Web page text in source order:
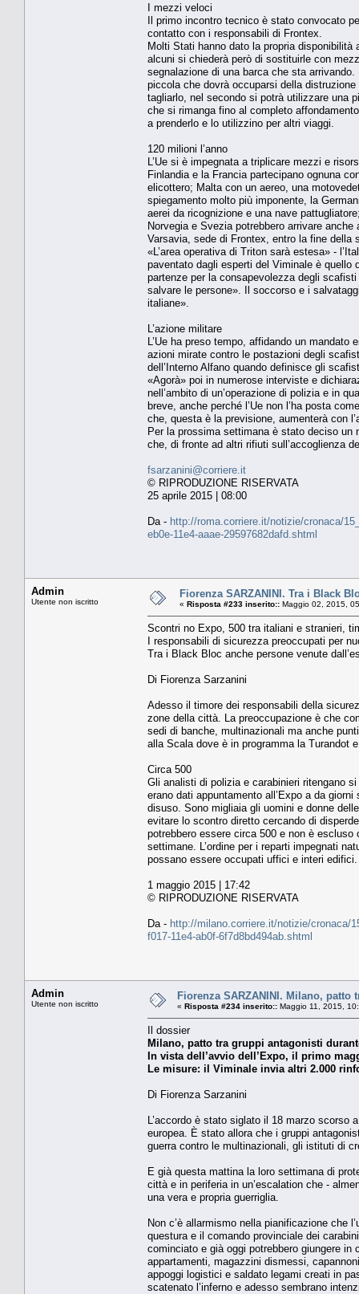
I mezzi veloci
Il primo incontro tecnico è stato convocato
contatto con i responsabili di Frontex.
Molti Stati hanno dato la propria disponibilità
alcuni si chiederà però di sostituirle con
segnalazione di una barca che sta
piccola che dovrà occuparsi della
tagliarlo, nel secondo si potrà utilizzare una
che si rimanga fino al completo
a prenderlo e lo utilizzino per altri viaggi.
120 milioni l’anno
L’Ue si è impegnata a triplicare mezzi e
Finlandia e la Francia partecipano ognuna
elicottero; Malta con un aereo, una
spiegamento molto più imponente, la
aerei da ricognizione e una nave
Norvegia e Svezia potrebbero arrivare
Varsavia, sede di Frontex, entro la fine della
«L’area operativa di Triton sarà estesa» -
paventato dagli esperti del Viminale è quello
partenze per la consapevolezza degli
salvare le persone». Il soccorso e i
italiane».
L’azione militare
L’Ue ha preso tempo, affidando un
azioni mirate contro le postazioni degli
dell’Interno Alfano quando definisce gli
«Agorà» poi in numerose interviste e
nell’ambito di un’operazione di polizia e in
breve, anche perché l’Ue non l’ha posta
che, questa è la previsione, aumenterà con
Per la prossima settimana è stato deciso un
che, di fronte ad altri rifiuti sull’accoglienza
fsarzanini@corriere.it
© RIPRODUZIONE RISERVATA
25 aprile 2015 | 08:00
Da - http://roma.corriere.it/notizie/cronaca/
eb0e-11e4-aaae-29597682dafd.shtml
Admin
Utente non iscritto
Fiorenza SARZANINI. Tra i Black
« Risposta #233 inserito:: Maggio 02, 2015,
Scontri no Expo, 500 tra italiani e stranieri,
I responsabili di sicurezza preoccupati per
Tra i Black Bloc anche persone venute
Di Fiorenza Sarzanini
Adesso il timore dei responsabili della
zone della città. La preoccupazione è che
sedi di banche, multinazionali ma anche
alla Scala dove è in programma la Turandot
Circa 500
Gli analisti di polizia e carabinieri ritengano
erano dati appuntamento all’Expo a da
disuso. Sono migliaia gli uomini e donne
evitare lo scontro diretto cercando di
potrebbero essere circa 500 e non è
settimane. L’ordine per i reparti impegnati
possano essere occupati uffici e interi edifici.
1 maggio 2015 | 17:42
© RIPRODUZIONE RISERVATA
Da - http://milano.corriere.it/notizie/cronaca/
f017-11e4-ab0f-6f7d8bd494ab.shtml
Admin
Utente non iscritto
Fiorenza SARZANINI. Milano,
« Risposta #234 inserito:: Maggio 11, 2015,
Il dossier
Milano, patto tra gruppi antagonisti
In vista dell’avvio dell’Expo, il primo
Le misure: il Viminale invia altri 2.000
Di Fiorenza Sarzanini
L’accordo è stato siglato il 18 marzo scorso
europea. È stato allora che i gruppi
guerra contro le multinazionali, gli istituti di
E già questa mattina la loro settimana di
città e in periferia in un’escalation che -
una vera e propria guerriglia.
Non c’è allarmismo nella pianificazione che
questura e il comando provinciale dei
cominciato e già oggi potrebbero giungere
appartamenti, magazzini dismessi,
appoggi logistici e saldato legami creati in
scatenato l’inferno e adesso sembrano